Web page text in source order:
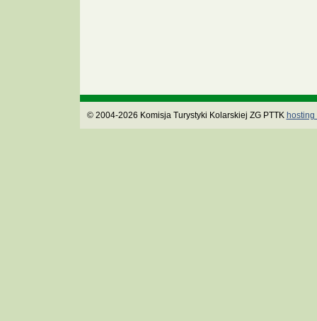
© 2004-2026 Komisja Turystyki Kolarskiej ZG PTTK hosting